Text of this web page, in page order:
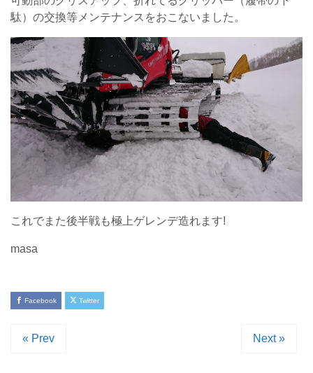
駄）の交換等メンテナンスをおこないました。
これでまた後半戦も極上ゲレンデ造れます!
masa
Facebook Twitter
« Prev Next »